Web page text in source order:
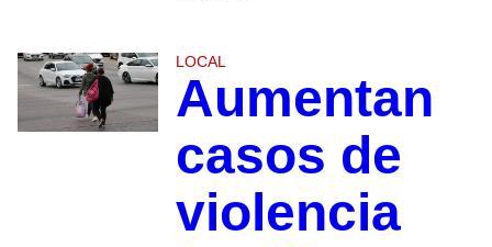
LOCAL
Aumentan
casos de
violencia